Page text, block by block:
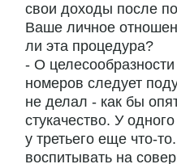
свои доходы после
Ваше личное
ли эта процедура?
- О
номеров следует
не делал - как бы
стукачество. У
у третьего еще что-
воспитывать на